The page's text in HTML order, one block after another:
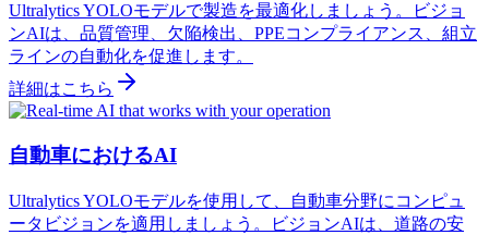
Ultralytics YOLOモデルで製造を最適化しましょう。ビジョ
ンAIは、品質管理、欠陥検出、PPEコンプライアンス、組立
ラインの自動化を促進します。
詳細はこちら
自動車におけるAI
Ultralytics YOLOモデルを使用して、自動車分野にコンピュ
ータビジョンを適用しましょう。ビジョンAIは、道路の安